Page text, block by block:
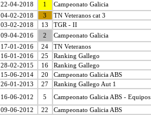
22-04-2018
1 Campeonato Galicia
04-02-2018
3 TN Veteranos cat 3
03-02-2018
13 TGR - II
09-04-2016
2 Campeonato Galicia
17-01-2016
24 TN Veteranos
16-01-2016
25 Ranking Gallego
28-02-2015
16 Ranking Gallego
15-06-2014
20 Campeonato Galicia ABS
26-01-2013
27 Ranking Gallego Aut 1
16-06-2012
5 Campeonato Galicia ABS - Equipos
09-06-2012
22 Campeonato Galicia ABS